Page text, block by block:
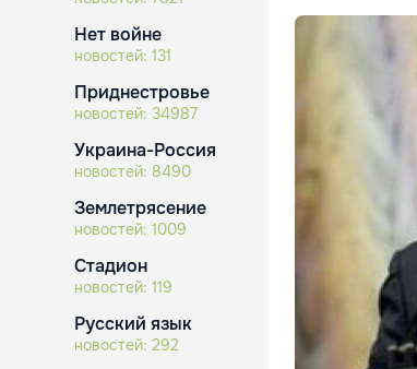
Нет войне
новостей: 131
Приднестровье
новостей: 34987
Украина-Россия
новостей: 8490
Землетрясение
новостей: 1009
Стадион
новостей: 119
Русский язык
новостей: 292